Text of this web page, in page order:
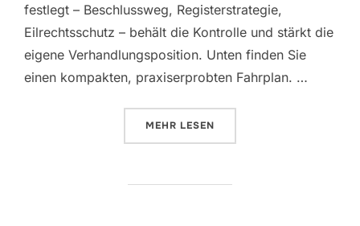
festlegt – Beschlussweg, Registerstrategie,
Eilrechtsschutz – behält die Kontrolle und stärkt die
eigene Verhandlungsposition. Unten finden Sie
einen kompakten, praxiserprobten Fahrplan. …
MEHR LESEN